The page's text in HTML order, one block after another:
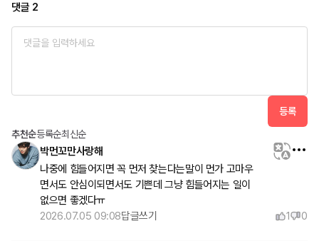
댓글 2
등록
추천순등록순최신순
박먼꼬만사랑해
나중에 힘들어지면 꼭 먼저 찾는다는말이 먼가 고마우
면서도 안심이되면서도 기쁜데 그냥 힘들어지는 일이
없으면 좋겠다ㅠ
2026.07.05 09:08답글쓰기 1 0